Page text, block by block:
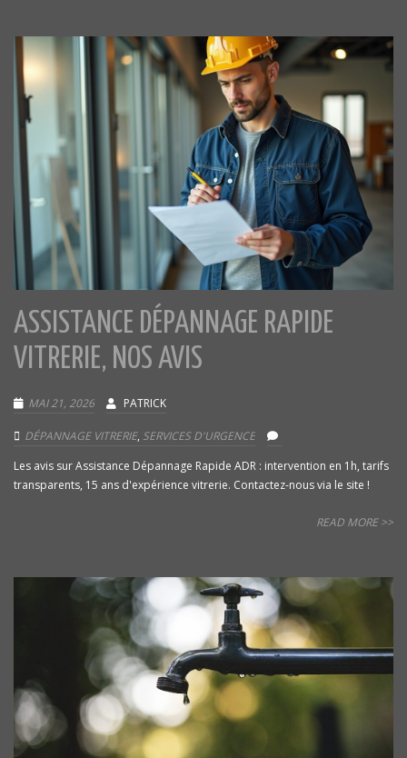
ASSISTANCE DÉPANNAGE RAPIDE
VITRERIE, NOS AVIS
MAI 21, 2026 PATRICK
DÉPANNAGE VITRERIE, SERVICES D'URGENCE
Les avis sur Assistance Dépannage Rapide ADR : intervention en 1h, tarifs
transparents, 15 ans d'expérience vitrerie. Contactez-nous via le site !
READ MORE >>